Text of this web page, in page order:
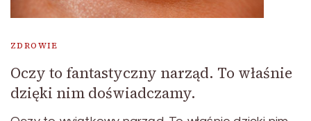
ZDROWIE
Oczy to fantastyczny narząd. To właśnie
dzięki nim doświadczamy.